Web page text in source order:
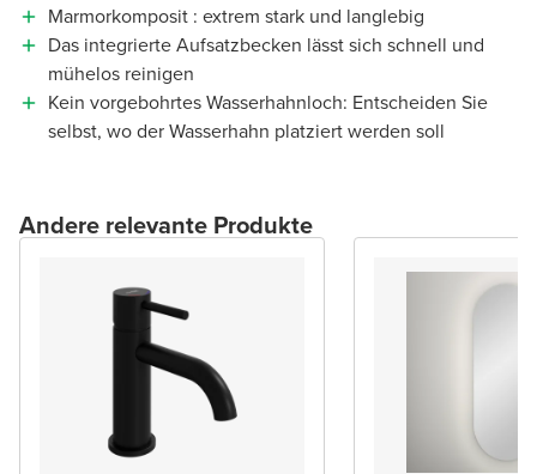
Marmorkomposit : extrem stark und langlebig
Das integrierte Aufsatzbecken lässt sich schnell und
mühelos reinigen
Kein vorgebohrtes Wasserhahnloch: Entscheiden Sie
selbst, wo der Wasserhahn platziert werden soll
Andere relevante Produkte